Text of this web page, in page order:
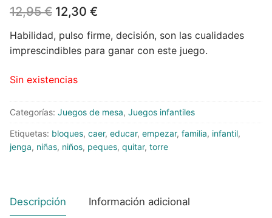
Juegos de miniaturas
Marvel Comics
Independiente
Funko POP!
Tazas/Vasos
Felpudos/alfombras
Puzzles
Posters
Liquidaciones
12,95€ El
precio
original
era:
12,95 €.
12,30 €
actual
es:
12,30 €.
Habilidad, pulso firme, decisión, son las cualidades
imprescindibles para ganar con este juego.
Sin existencias
Categorías: Juegos de mesa, Juegos infantiles
Etiquetas: bloques, caer, educar, empezar, familia, infantil,
jenga, niñas, niños, peques, quitar, torre
Descripción Información adicional